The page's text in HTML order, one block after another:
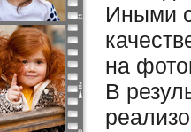
Иными
на
В